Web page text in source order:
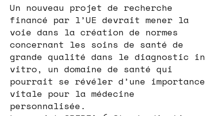
Un nouveau projet de recherche
financé par l’UE devrait mener la
voie dans la création de normes
concernant les soins de santé de
grande qualité dans le diagnostic in
vitro, un domaine de santé qui
pourrait se révéler d’une importance
vitale pour la médecine
personnalisée.